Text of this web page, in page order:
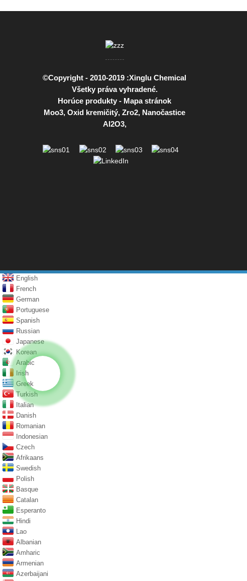
©Copyright - 2010-2019 :Xinglu Chemical
Všetky práva vyhradené.
Horúce produkty - Mapa stránok
Moo3, Oxid kremičitý, Zro2, Nanočastice
Al2O3,
English
French
German
Portuguese
Spanish
Russian
Japanese
Korean
Arabic
Irish
Greek
Turkish
Italian
Danish
Romanian
Indonesian
Czech
Afrikaans
Swedish
Polish
Basque
Catalan
Esperanto
Hindi
Lao
Albanian
Amharic
Armenian
Azerbaijani